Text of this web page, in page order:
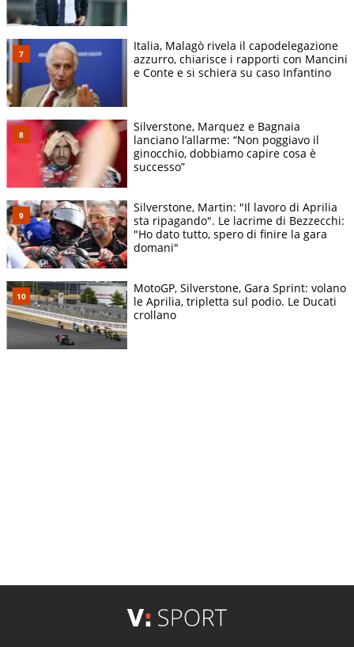
Italia, Malagò rivela il capodelegazione
azzurro, chiarisce i rapporti con Mancini
e Conte e si schiera su caso Infantino
Silverstone, Marquez e Bagnaia
lanciano l’allarme: “Non poggiavo il
ginocchio, dobbiamo capire cosa è
successo”
Silverstone, Martin: "Il lavoro di Aprilia
sta ripagando". Le lacrime di Bezzecchi:
"Ho dato tutto, spero di finire la gara
domani"
MotoGP, Silverstone, Gara Sprint: volano
le Aprilia, tripletta sul podio. Le Ducati
crollano